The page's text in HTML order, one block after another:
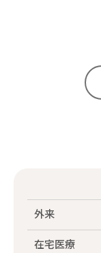
外来
在宅医療